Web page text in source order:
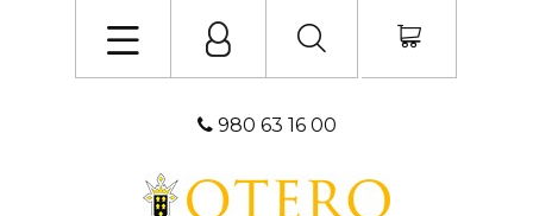
980 63 16 00